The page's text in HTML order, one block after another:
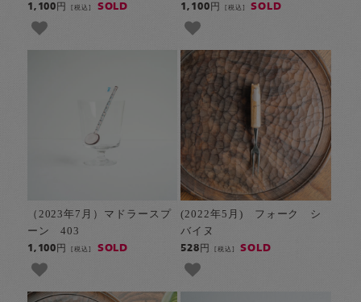
1,100円[税込] SOLD 1,100円 [税込] SOLD
（2023年7月）マドラースプ
ーン 403
1,100円[税込] SOLD
(2022年5月) フォーク シ
バイヌ
528円 [税込] SOLD